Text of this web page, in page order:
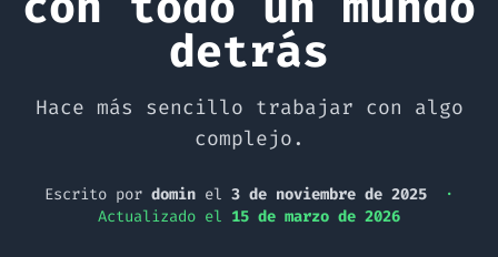
detrás
Hace más sencillo trabajar con algo
complejo.
Escrito por domin el 3 de noviembre de 2025
·
Actualizado el 15 de marzo de 2026